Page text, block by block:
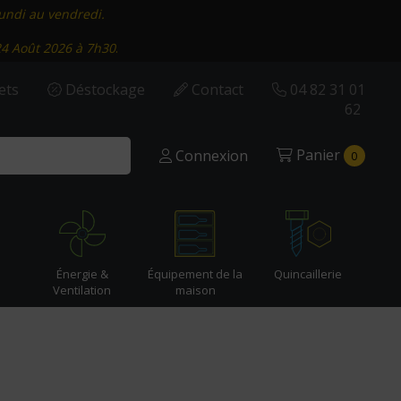
au vendredi.
Août 2026 à 7h30.
Déstockage Contact
04 82 31 01
62
Connexion Panier 0
Énergie &
Ventilation
Équipement de la
maison
Quincaillerie